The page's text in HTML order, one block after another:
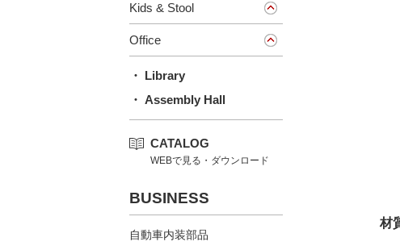
材
Kids & Stool
Office
・ Library
・ Assembly Hall
CATALOG
WEBで見る・ダウンロード
BUSINESS
自動車内装部品